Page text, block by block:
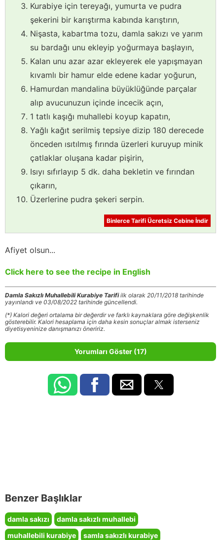
Kurabiye için tereyağı, yumurta ve pudra
şekerini bir karıştırma kabında karıştırın,
Nişasta, kabartma tozu, damla sakızı ve yarım
su bardağı unu ekleyip yoğurmaya başlayın,
Kalan unu azar azar ekleyerek ele yapışmayan
kıvamlı bir hamur elde edene kadar yoğurun,
Hamurdan mandalina büyüklüğünde parçalar
alıp avucunuzun içinde incecik açın,
1 tatlı kaşığı muhallebi koyup kapatın,
Yağlı kağıt serilmiş tepsiye dizip 180 derecede
önceden ısıtılmış fırında üzerleri kuruyup minik
çatlaklar oluşana kadar pişirin,
Isıyı sıfırlayıp 5 dk. daha bekletin ve fırından
çıkarın,
Üzerlerine pudra şekeri serpin.
Binlerce Tarifi Ücretsiz Cebine İndir
Afiyet olsun...
Click here to see the recipe in English
Damla Sakızlı Muhallebili Kurabiye Tarifiilk olarak 20/11/2018 tarihinde
yayınlandı ve 03/08/2022 tarihinde güncellendi.
(*) Kalori değeri ortalama bir değerdir ve farklı kaynaklara göre değişkenlik
gösterebilir. Kalori hesaplama için daha kesin sonuçlar almak isterseniz
diyetisyeninize danışmanızı öneririz.
Yorumları Göster (17)
Benzer Başlıklar
damla sakızı
damla sakızlı muhallebi
muhallebili kurabiye
samla sakızlı kurabiye